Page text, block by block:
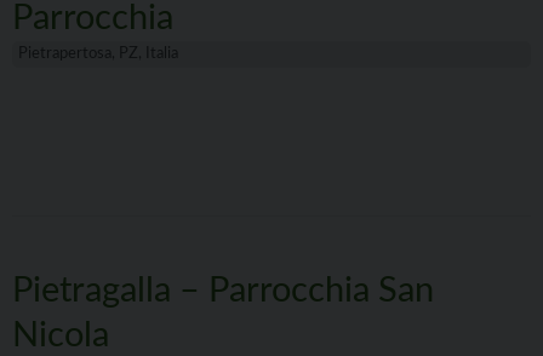
Parrocchia
Pietrapertosa, PZ, Italia
Pietragalla – Parrocchia San
Nicola